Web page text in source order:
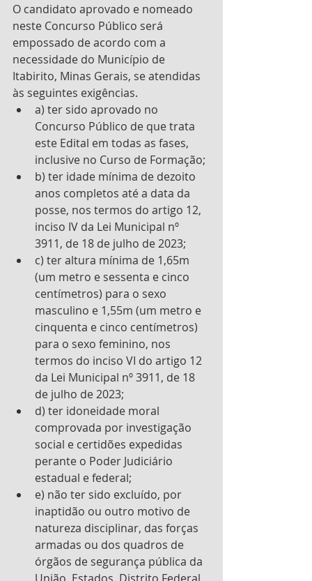
O candidato aprovado e nomeado
neste Concurso Público será
empossado de acordo com a
necessidade do Município de
Itabirito, Minas Gerais, se atendidas
às seguintes exigências.
a) ter sido aprovado no
Concurso Público de que trata
este Edital em todas as fases,
inclusive no Curso de Formação;
b) ter idade mínima de dezoito
anos completos até a data da
posse, nos termos do artigo 12,
inciso IV da Lei Municipal nº
3911, de 18 de julho de 2023;
c) ter altura mínima de 1,65m
(um metro e sessenta e cinco
centímetros) para o sexo
masculino e 1,55m (um metro e
cinquenta e cinco centímetros)
para o sexo feminino, nos
termos do inciso VI do artigo 12
da Lei Municipal nº 3911, de 18
de julho de 2023;
d) ter idoneidade moral
comprovada por investigação
social e certidões expedidas
perante o Poder Judiciário
estadual e federal;
e) não ter sido excluído, por
inaptidão ou outro motivo de
natureza disciplinar, das forças
armadas ou dos quadros de
órgãos de segurança pública da
União, Estados, Distrito Federal